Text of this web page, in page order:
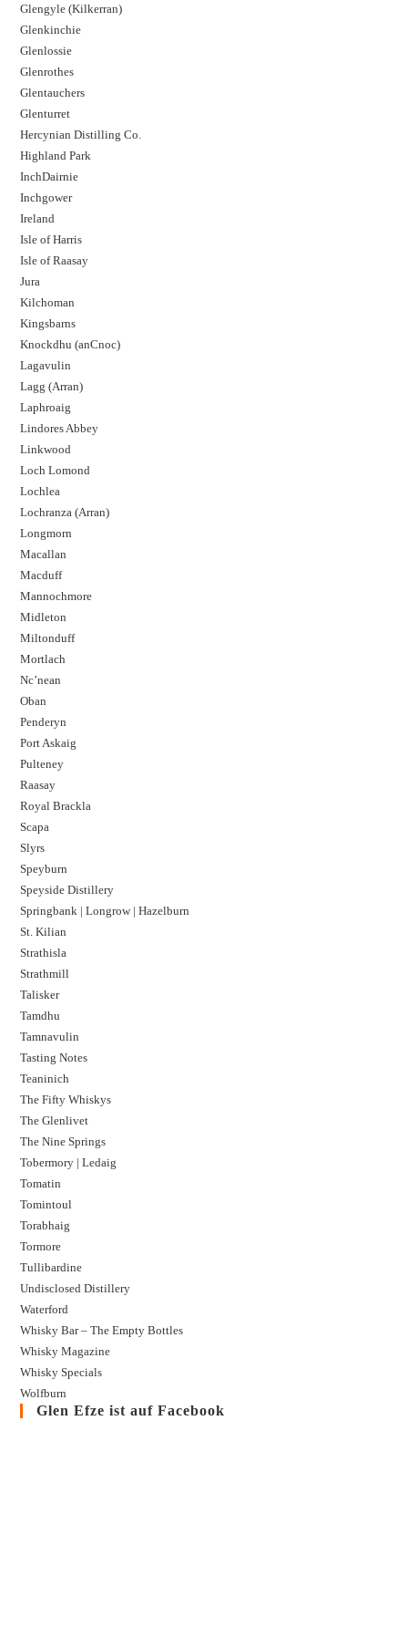
Glengyle (Kilkerran)
Glenkinchie
Glenlossie
Glenrothes
Glentauchers
Glenturret
Hercynian Distilling Co.
Highland Park
InchDairnie
Inchgower
Ireland
Isle of Harris
Isle of Raasay
Jura
Kilchoman
Kingsbarns
Knockdhu (anCnoc)
Lagavulin
Lagg (Arran)
Laphroaig
Lindores Abbey
Linkwood
Loch Lomond
Lochlea
Lochranza (Arran)
Longmorn
Macallan
Macduff
Mannochmore
Midleton
Miltonduff
Mortlach
Nc’nean
Oban
Penderyn
Port Askaig
Pulteney
Raasay
Royal Brackla
Scapa
Slyrs
Speyburn
Speyside Distillery
Springbank | Longrow | Hazelburn
St. Kilian
Strathisla
Strathmill
Talisker
Tamdhu
Tamnavulin
Tasting Notes
Teaninich
The Fifty Whiskys
The Glenlivet
The Nine Springs
Tobermory | Ledaig
Tomatin
Tomintoul
Torabhaig
Tormore
Tullibardine
Undisclosed Distillery
Waterford
Whisky Bar – The Empty Bottles
Whisky Magazine
Whisky Specials
Wolfburn
Glen Efze ist auf Facebook